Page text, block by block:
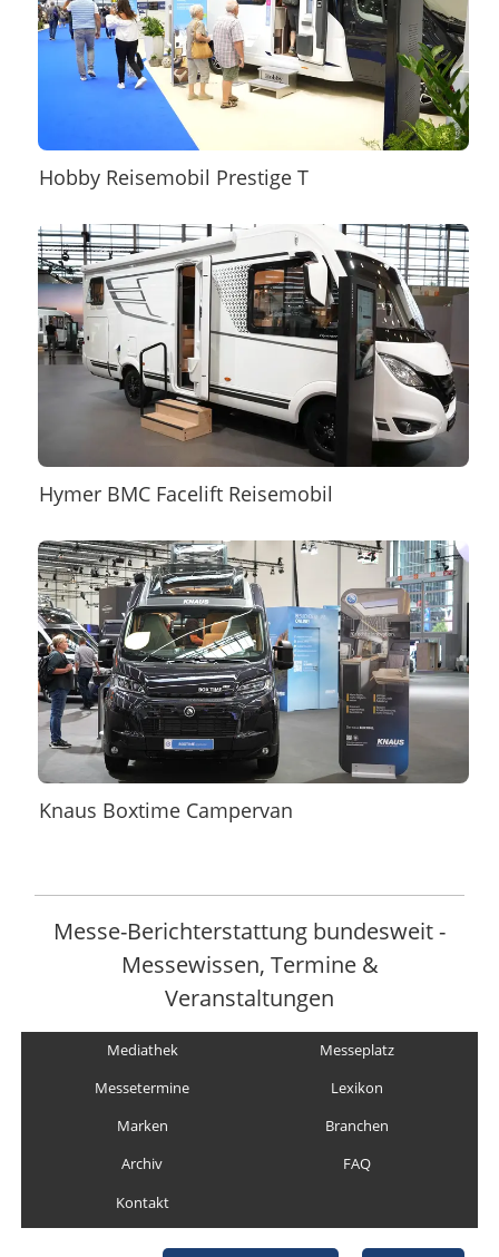
Hobby Reisemobil Prestige T
Hymer BMC Facelift Reisemobil
Knaus Boxtime Campervan
Messe-Berichterstattung bundesweit -
Messewissen, Termine &
Veranstaltungen
Mediathek
Messeplatz
Messetermine
Lexikon
Marken
Branchen
Archiv
FAQ
Kontakt